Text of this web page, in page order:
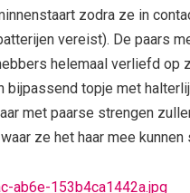
zodra ze in
vereist). De paars
helemaal verliefd op
bijpassend topje met
met paarse strengen
ze het haar mee